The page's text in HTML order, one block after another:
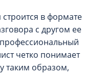
в формате
с другом ее
четко понимает
таким образом,